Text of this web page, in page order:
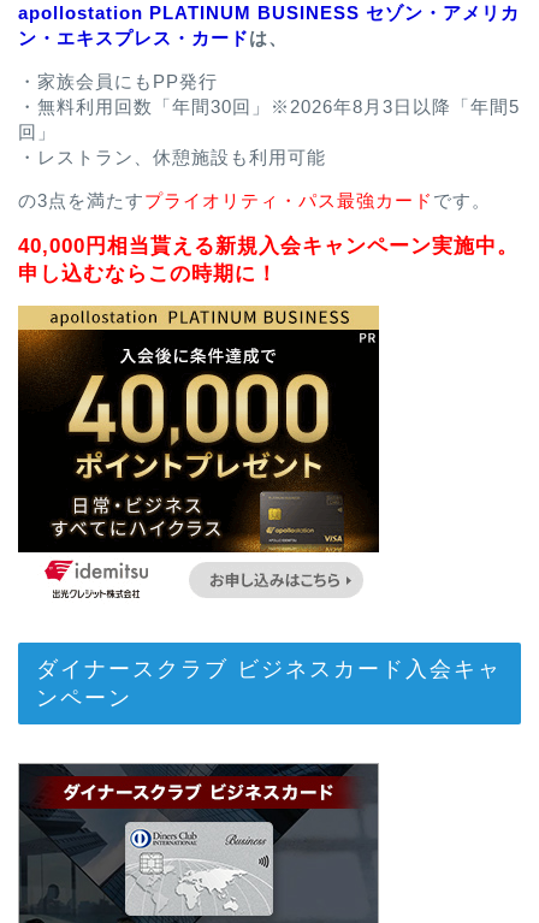
apollostation PLATINUM BUSINESS セゾン・アメリカ
ン・エキスプレス・カードは、
・家族会員にもPP発行
・無料利用回数「年間30回」※2026年8月3日以降「年間5
回」
・レストラン、休憩施設も利用可能
の3点を満たすプライオリティ・パス最強カード です。
40,000円相当貰える新規入会キャンペーン実施中。
申し込むならこの時期に！
ダイナースクラブ ビジネスカード入会キャ
ンペーン